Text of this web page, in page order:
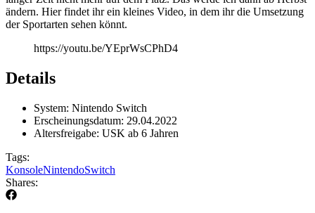
ändern. Hier findet ihr ein kleines Video, in dem ihr die Umsetzung
der Sportarten sehen könnt.
https://youtu.be/YEprWsCPhD4
Details
System: Nintendo Switch
Erscheinungsdatum: 29.04.2022
Altersfreigabe: USK ab 6 Jahren
Tags:
KonsoleNintendoSwitch
Shares: